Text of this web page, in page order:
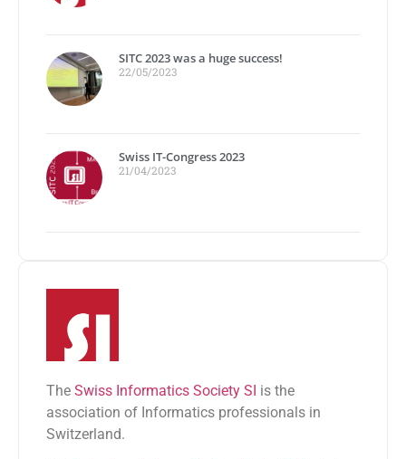
SITC 2023 was a huge success!
22/05/2023
Swiss IT-Congress 2023
21/04/2023
The Swiss Informatics Society SI is the
association of Informatics professionals in
Switzerland.